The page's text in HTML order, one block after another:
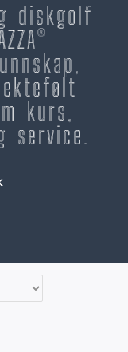
diskgolf
kurs,
service.